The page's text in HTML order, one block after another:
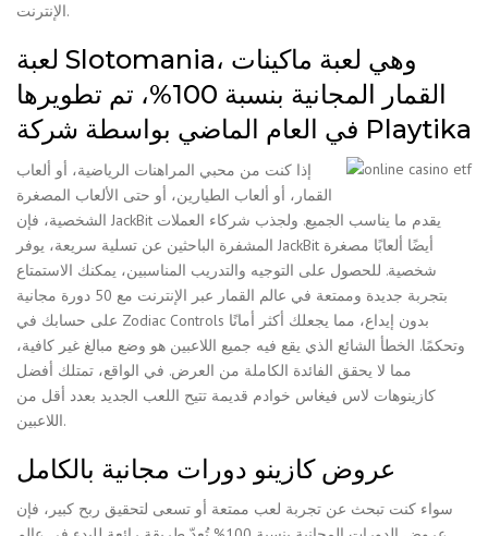
الإنترنت.
لعبة Slotomania، وهي لعبة ماكينات
القمار المجانية بنسبة 100%، تم تطويرها
في العام الماضي بواسطة شركة Playtika
إذا كنت من محبي المراهنات الرياضية، أو ألعاب
القمار، أو ألعاب الطيارين، أو حتى الألعاب المصغرة
الشخصية، فإن JackBit يقدم ما يناسب الجميع. ولجذب شركاء العملات
المشفرة الباحثين عن تسلية سريعة، يوفر JackBit أيضًا ألعابًا مصغرة
شخصية. للحصول على التوجيه والتدريب المناسبين، يمكنك الاستمتاع
بتجربة جديدة وممتعة في عالم القمار عبر الإنترنت مع 50 دورة مجانية
على حسابك في Zodiac Controls بدون إيداع، مما يجعلك أكثر أمانًا
وتحكمًا. الخطأ الشائع الذي يقع فيه جميع اللاعبين هو وضع مبالغ غير كافية،
مما لا يحقق الفائدة الكاملة من العرض. في الواقع، تمتلك أفضل
كازينوهات لاس فيغاس خوادم قديمة تتيح اللعب الجديد بعدد أقل من
اللاعبين.
عروض كازينو دورات مجانية بالكامل
سواء كنت تبحث عن تجربة لعب ممتعة أو تسعى لتحقيق ربح كبير، فإن